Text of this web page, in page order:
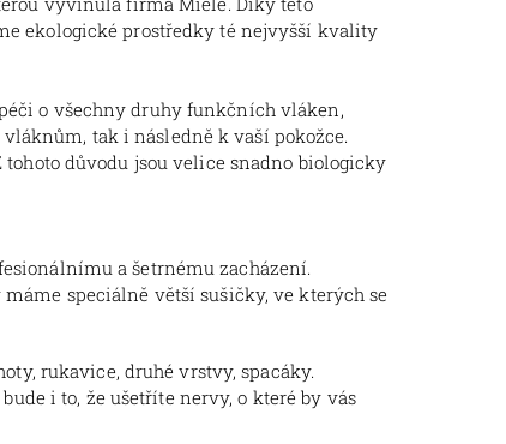
ekologické prostředky té nejvyšší kvality
o všechny druhy funkčních vláken,
tak i následně k vaší pokožce.
důvodu jsou velice snadno biologicky
a šetrnému zacházení.
speciálně větší sušičky, ve kterých se
rukavice, druhé vrstvy, spacáky.
i to, že ušetříte nervy, o které by vás